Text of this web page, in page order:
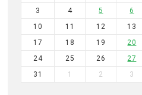
3
4 5 6
10
11 12 13
17
18 19 20
24
25 26 27
31
1 2 3